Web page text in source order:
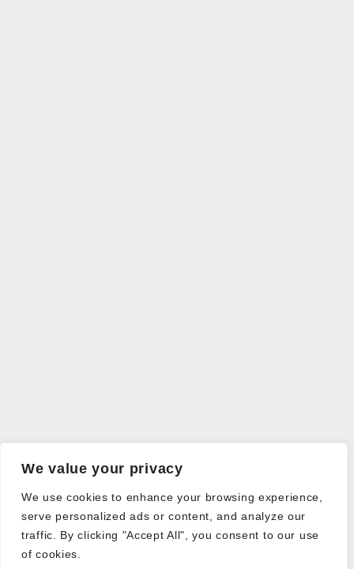
We value your privacy
We use cookies to enhance your browsing experience,
serve personalized ads or content, and analyze our
traffic. By clicking "Accept All", you consent to our use
of cookies.